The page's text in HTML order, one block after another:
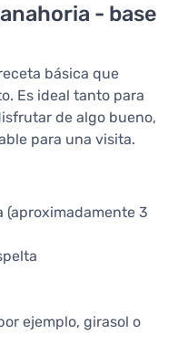
- base
básica que
Es ideal tanto para
de algo bueno,
para una visita.
(aproximadamente 3
ejemplo, girasol o